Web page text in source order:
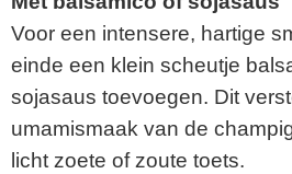
Voor een intensere, hartige
einde een klein scheutje
sojasaus toevoegen. Dit
umamismaak van de
licht zoete of zoute toets.